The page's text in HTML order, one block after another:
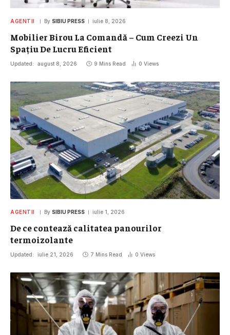
AGENTII By SIBIU PRESS iulie 8, 2026
Mobilier Birou La Comandă – Cum Creezi Un
Spațiu De Lucru Eficient
Updated: august 8, 2026 9 Mins Read 0 Views
AGENTII By SIBIU PRESS iulie 1, 2026
De ce contează calitatea panourilor
termoizolante
Updated: iulie 21, 2026 7 Mins Read 0 Views